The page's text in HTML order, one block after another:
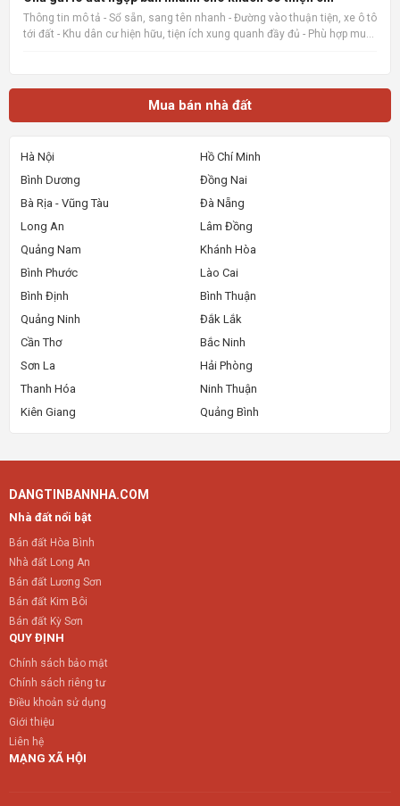
Thông tin mô tả - Sổ sẵn, sang tên nhanh - Đường vào thuận tiện, xe ô tô
tới đất - Khu dân cư hiện hữu, tiện ích xung quanh đầy đủ - Phù hợp mua
Mua bán nhà đất
Hà Nội
Hồ Chí Minh
Bình Dương
Đồng Nai
Bà Rịa - Vũng Tàu
Đà Nẵng
Long An
Lâm Đồng
Quảng Nam
Khánh Hòa
Bình Phước
Lào Cai
Bình Định
Bình Thuận
Quảng Ninh
Đắk Lắk
Cần Thơ
Bắc Ninh
Sơn La
Hải Phòng
Thanh Hóa
Ninh Thuận
Kiên Giang
Quảng Bình
DANGTINBANNHA.COM
Nhà đất nổi bật
Bán đất Hòa Bình
Nhà đất Long An
Bán đất Lương Sơn
Bán đất Kim Bôi
Bán đất Kỳ Sơn
QUY ĐỊNH
Chính sách bảo mật
Chính sách riêng tư
Điều khoản sử dụng
Giới thiệu
Liên hệ
MẠNG XÃ HỘI